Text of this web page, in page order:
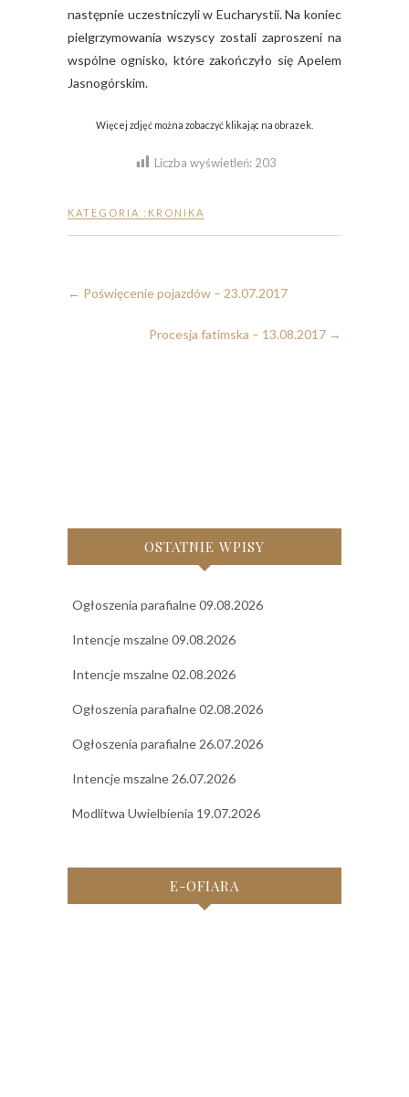
następnie uczestniczyli w Eucharystii. Na koniec
pielgrzymowania wszyscy zostali zaproszeni na
wspólne ognisko, które zakończyło się Apelem
Jasnogórskim.
Więcej zdjęć można zobaczyć klikając na obrazek.
Liczba wyświetleń: 203
KATEGORIA : KRONIKA
← Poświęcenie pojazdów – 23.07.2017
Procesja fatimska – 13.08.2017 →
OSTATNIE WPISY
Ogłoszenia parafialne 09.08.2026
Intencje mszalne 09.08.2026
Intencje mszalne 02.08.2026
Ogłoszenia parafialne 02.08.2026
Ogłoszenia parafialne 26.07.2026
Intencje mszalne 26.07.2026
Modlitwa Uwielbienia 19.07.2026
E-OFIARA